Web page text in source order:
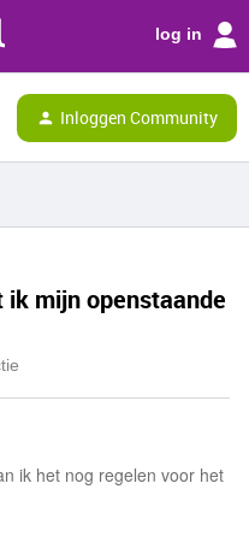
log in
Inloggen Community
mijn openstaande
ik het nog regelen voor het